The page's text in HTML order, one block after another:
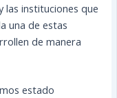
las instituciones que
una de estas
de manera
estado